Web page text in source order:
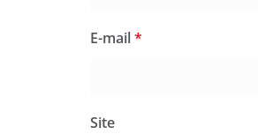
E-mail*
Site